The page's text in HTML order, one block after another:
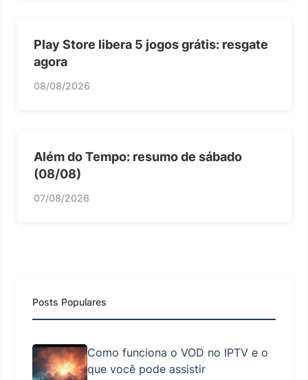
Play Store libera 5 jogos grátis: resgate
agora
08/08/2026
Além do Tempo: resumo de sábado
(08/08)
07/08/2026
Posts Populares
Como funciona o VOD no IPTV e o
que você pode assistir